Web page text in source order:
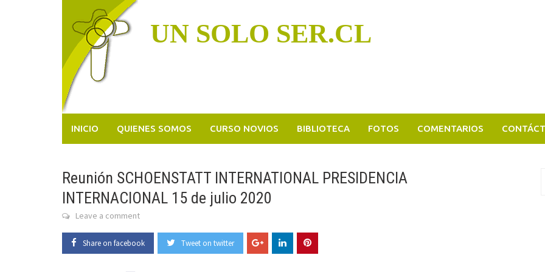
UN SOLO SER.CL
INICIO QUIENES SOMOS CURSO NOVIOS BIBLIOTECA FOTOS COMENTARIOS
Reunión SCHOENSTATT INTERNATIONAL PRESIDENCIA
INTERNACIONAL 15 de julio 2020
Leave a comment
Share on facebook Tweet on twitter